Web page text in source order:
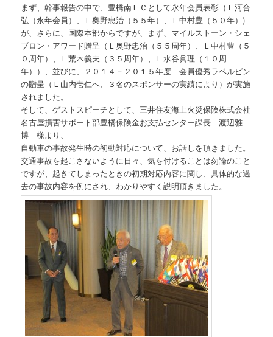
まず、幹事報告の中で、豊橋南ＬＣとして永年会員表彰（Ｌ河合
弘（永年会員）、Ｌ奥野忠治（５５年）、Ｌ中村豊（５０年）)
が、さらに、国際本部からですが、まず、マイルストーン・シェ
ブロン・アワード贈呈（Ｌ奥野忠治（５５周年）、Ｌ中村豊（５
０周年）、Ｌ荒木義夫（３５周年）、Ｌ水谷眞理（１０周
年））、並びに、２０１４－２０１５年度 会員優秀ラベルピン
の贈呈（Ｌ山内壱仁へ、３名のスポンサーの実績により）が実施
されました。
そして、ゲストスピーチとして、三井住友海上火災保険株式会社
名古屋損害サポート部豊橋保険金お支払センター課長 渡辺雅
博 様より、
自動車の事故発生時の初動対応について、お話しを頂きました。
交通事故を起こさないように日々、気を付けることは勿論のこと
ですが、起きてしまったときの初期対応内容に関し、具体的な過
去の事故内容を例にされ、わかりやすく説明頂きました。